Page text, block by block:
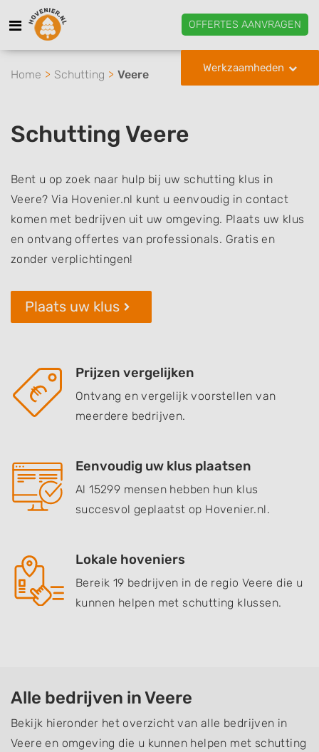
OFFERTES AANVRAGEN
Werkzaamheden
Home Schutting Veere
Schutting Veere
Bent u op zoek naar hulp bij uw schutting klus in
Veere? Via Hovenier.nl kunt u eenvoudig in contact
komen met bedrijven uit uw omgeving. Plaats uw klus
en ontvang offertes van professionals. Gratis en
zonder verplichtingen!
Plaats uw klus
Prijzen vergelijken
Ontvang en vergelijk voorstellen van
meerdere bedrijven.
Eenvoudig uw klus plaatsen
Al 15299 mensen hebben hun klus
succesvol geplaatst op Hovenier.nl.
Lokale hoveniers
Bereik 19 bedrijven in de regio Veere die u
kunnen helpen met schutting klussen.
Alle bedrijven in Veere
Bekijk hieronder het overzicht van alle bedrijven in
Veere en omgeving die u kunnen helpen met schutting